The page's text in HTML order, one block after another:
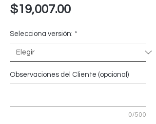
$19,007.00Precio
Selecciona versión: *
Observaciones del Cliente (opcional)
0/500